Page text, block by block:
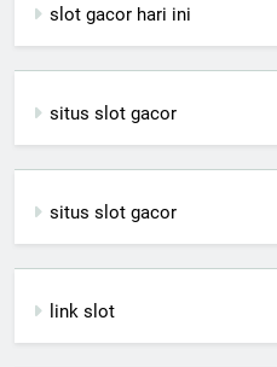
slot gacor hari ini
situs slot gacor
situs slot gacor
link slot